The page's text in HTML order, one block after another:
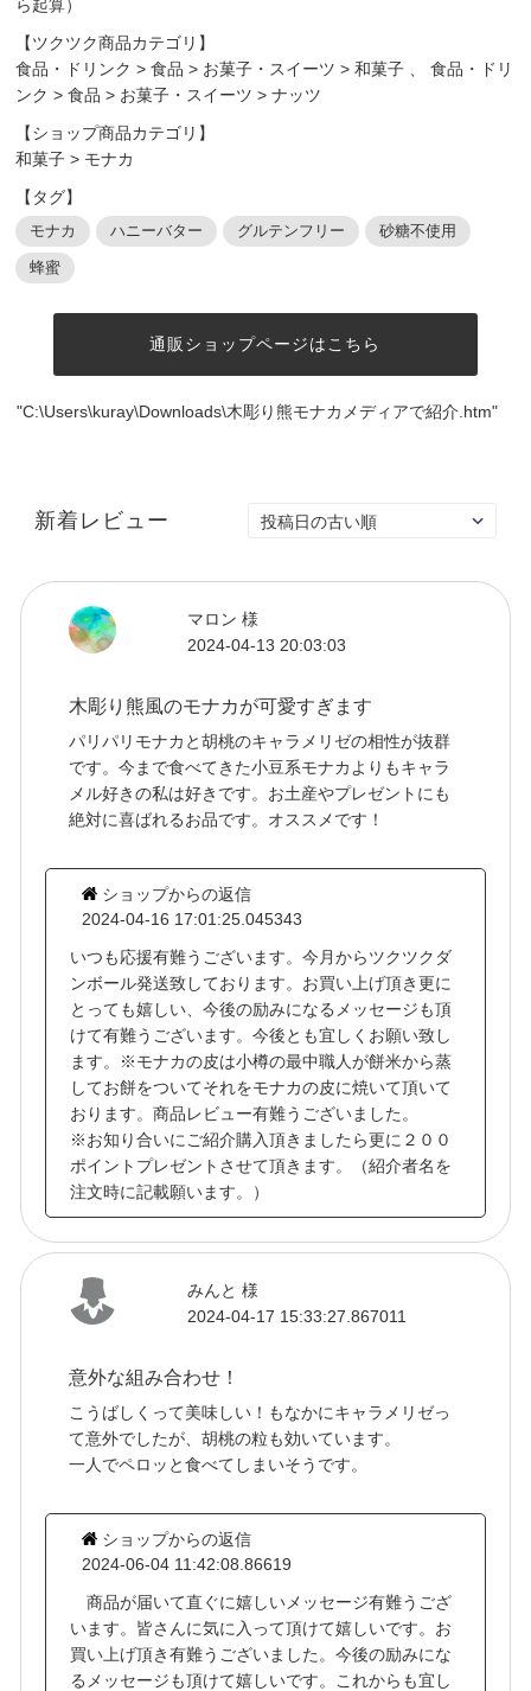
ら起算）
【ツクツク商品カテゴリ】
食品・ドリンク >食品 > お菓子・スイーツ >和菓子 、食品・ドリ
ンク >食品 > お菓子・スイーツ >ナッツ
【ショップ商品カテゴリ】
和菓子 > モナカ
【タグ】
モナカ ハニーバター グルテンフリー 砂糖不使用
蜂蜜
通販ショップページはこちら
"C:\Users\kuray\Downloads\木彫り熊モナカメディアで紹介.htm"
新着レビュー
マロン 様
2024-04-13 20:03:03
木彫り熊風のモナカが可愛すぎます
パリパリモナカと胡桃のキャラメリゼの相性が抜群
です。今まで食べてきた小豆系モナカよりもキャラ
メル好きの私は好きです。お土産やプレゼントにも
絶対に喜ばれるお品です。オススメです！
ショップからの返信
2024-04-16 17:01:25.045343
いつも応援有難うございます。今月からツクツクダ
ンボール発送致しております。お買い上げ頂き更に
とっても嬉しい、今後の励みになるメッセージも頂
けて有難うございます。今後とも宜しくお願い致し
ます。※モナカの皮は小樽の最中職人が餅米から蒸
してお餅をついてそれをモナカの皮に焼いて頂いて
おります。商品レビュー有難うございました。
※お知り合いにご紹介購入頂きましたら更に２００
ポイントプレゼントさせて頂きます。（紹介者名を
注文時に記載願います。）
みんと 様
2024-04-17 15:33:27.867011
意外な組み合わせ！
こうばしくって美味しい！もなかにキャラメリゼっ
て意外でしたが、胡桃の粒も効いています。
一人でペロッと食べてしまいそうです。
ショップからの返信
2024-06-04 11:42:08.86619
商品が届いて直ぐに嬉しいメッセージ有難うござ
います。皆さんに気に入って頂けて嬉しいです。お
買い上げ頂き有難うございました。今後の励みにな
るメッセージも頂けて嬉しいです。これからも宜し